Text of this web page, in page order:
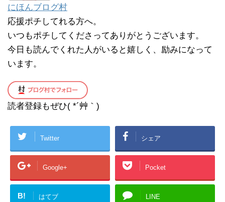
にほんブログ村
応援ポチしてれる方へ。
いつもポチしてくださってありがとうございます。
今日も読んでくれた人がいると嬉しく、励みになって
います。
読者登録もぜひ( *´艸｀)
Twitter シェア
Google+ Pocket
B! はてブ LINE